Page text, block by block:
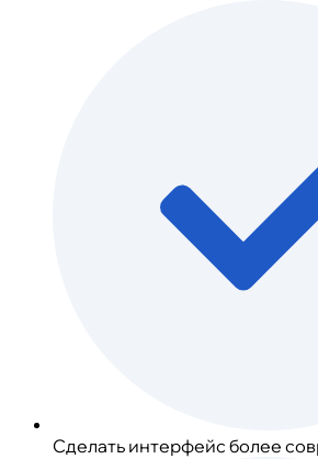
Сделать интерфейс более